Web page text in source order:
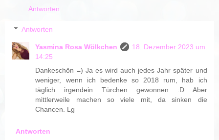
Antworten
Antworten
Yasmina Rosa Wölkchen
18. Dezember 2023 um
14:25
Dankeschön =) Ja es wird auch jedes Jahr später und
weniger, wenn ich bedenke so 2018 rum, hab ich
täglich irgendein Türchen gewonnen :D Aber
mittlerweile machen so viele mit, da sinken die
Chancen. Lg
Antworten